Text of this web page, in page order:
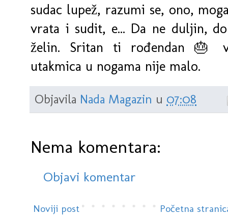
sudac lupež, razumi se, ono,
vrata i sudit, e... Da ne duljin,
želin. Sritan ti rođendan 🎂
utakmica u nogama nije malo.
Objavila Nada Magazin u 07:08
Nema komentara:
Objavi komentar
Noviji post Početna